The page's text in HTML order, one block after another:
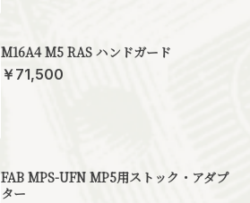
M16A4 M5 RAS ハンドガード
￥71,500
FAB MPS-UFN MP5用ストック・アダプ
ター